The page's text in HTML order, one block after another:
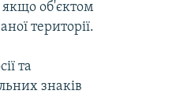
якщо об'єктом
території.
та
знаків